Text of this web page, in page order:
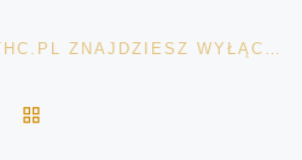
DLACZEGO NA THC-THC.PL ZNAJDZIESZ WYŁĄCZNIE ŚWIEŻE NASIONA MARIHUANY?